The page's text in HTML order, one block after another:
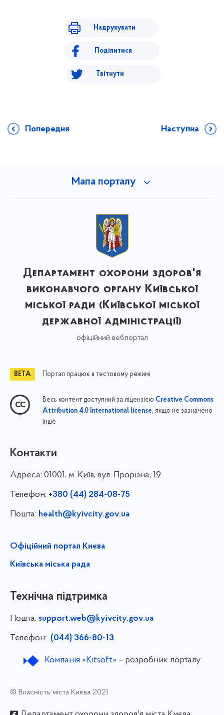
Надрукувати
Поділитися
Твітнути
Попередня Наступна
Мапа порталу
Департамент охорони здоров'я
виконавчого органу Київської
міської ради (Київської міської
державної адміністрації)
офіційний вебпортал
Портал працює в тестовому режимі
Весь контент доступний за ліцензією Creative Commons
Attribution 4.0 International license, якщо не зазначено
інше
Контакти
Адреса: 01001, м. Київ, вул. Прорізна, 19
Телефон: +380 (44) 284-08-75
Пошта: health@kyivcity.gov.ua
Офіційний портал Києва
Київська міська рада
Технічна підтримка
Пошта: support.web@kyivcity.gov.ua
Телефон: (044) 366-80-13
Компанія «Kitsoft»– розробник порталу
© Власність міста Києва 2021